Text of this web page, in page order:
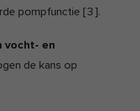
pompfunctie [3].
vocht- en
de kans op